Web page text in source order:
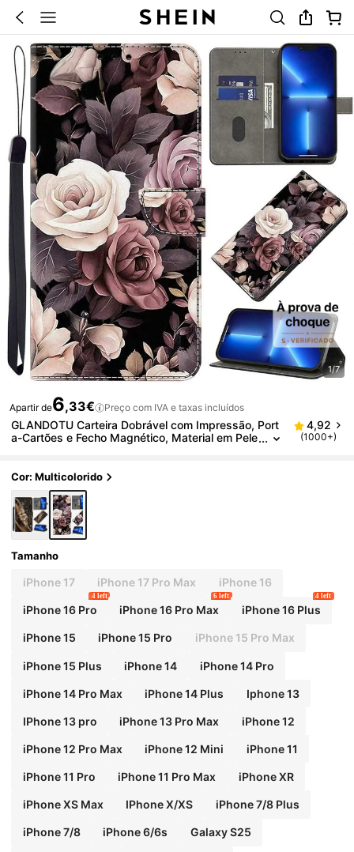
1/7
Apartir de6,33€ Preço com IVA e taxas incluídos
GLANDOTU Carteira Dobrável com Impressão, Port
a-Cartões e Fecho Magnético, Material em Pele
s, Anti-Queda e Resistente a Riscos
4,92
(1000+)
Cor: Multicolorido
Tamanho
iPhone 17 iPhone 17 Pro Max iPhone 16
iPhone 16 Pro
4 left
iPhone 16 Pro Max
6 left
iPhone 16 Plus
4 left
iPhone 15 iPhone 15 Pro iPhone 15 Pro Max
iPhone 15 Plus iPhone 14 iPhone 14 Pro
iPhone 14 Pro Max iPhone 14 Plus Iphone 13
IPhone 13 pro iPhone 13 Pro Max iPhone 12
iPhone 12 Pro Max iPhone 12 Mini iPhone 11
iPhone 11 Pro iPhone 11 Pro Max iPhone XR
iPhone XS Max IPhone X/XS iPhone 7/8 Plus
iPhone 7/8 iPhone 6/6s Galaxy S25